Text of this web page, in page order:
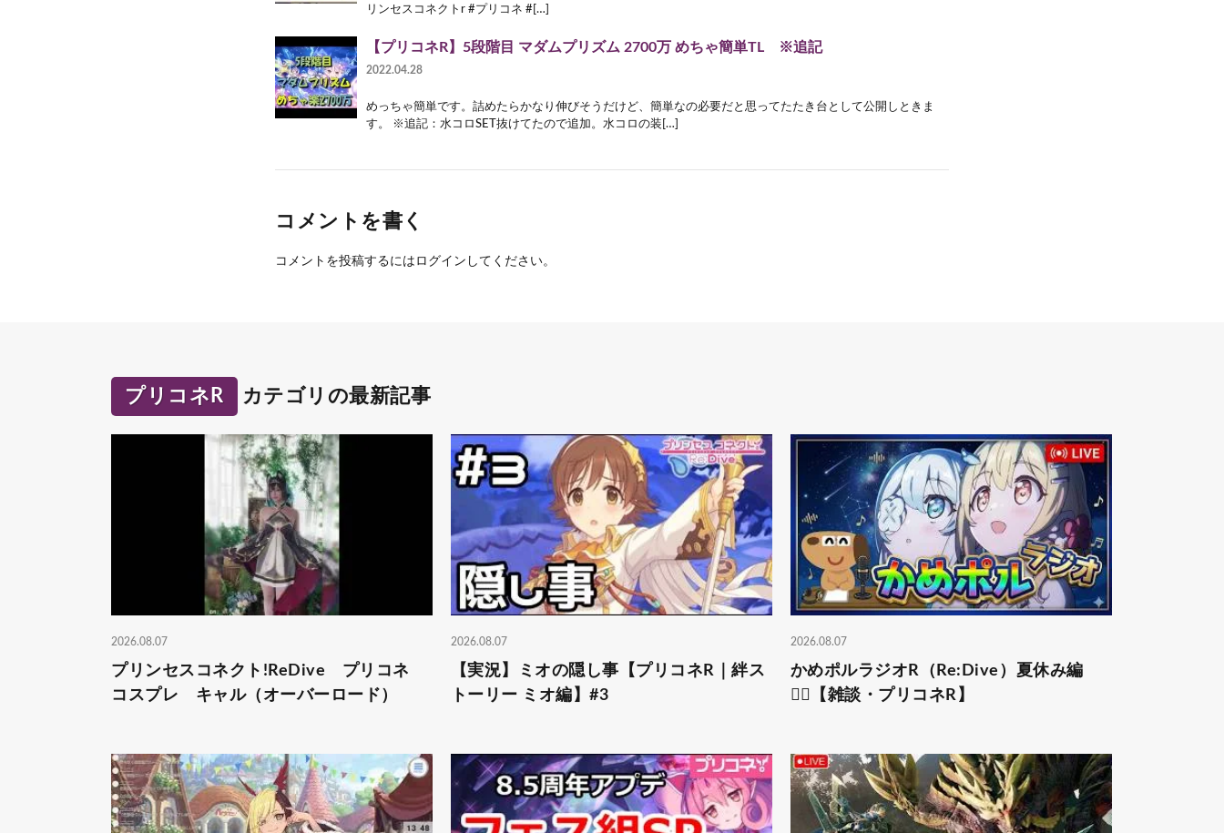
リンセスコネクトr #プリコネ #[…]
【プリコネR】5段階目 マダムプリズム 2700万 めちゃ簡単TL ※追記
2022.04.28
めっちゃ簡単です。詰めたらかなり伸びそうだけど、簡単なの必要だと思ってたたき台として公開しときま
す。 ※追記：水コロSET抜けてたので追加。水コロの装[…]
コメントを書く
コメントを投稿するには ログイン してください。
プリコネR カテゴリの最新記事
2026.08.07
プリンセスコネクト!ReDive プリコネ
コスプレ キャル（オーバーロード）
2026.08.07
【実況】ミオの隠し事【プリコネR｜絆ス
トーリー ミオ編】#3
2026.08.07
かめポルラジオR（Re:Dive）⁠夏休み編
🏄‍♀️【雑談・プリコネR】